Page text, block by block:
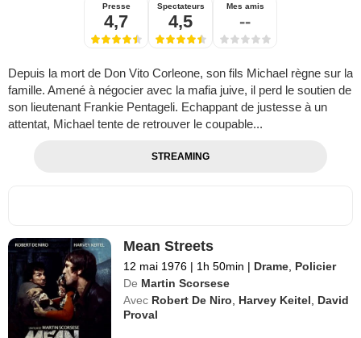
Presse
4,7
Spectateurs
4,5
Mes amis
--
Depuis la mort de Don Vito Corleone, son fils Michael règne sur la
famille. Amené à négocier avec la mafia juive, il perd le soutien de
son lieutenant Frankie Pentageli. Echappant de justesse à un
attentat, Michael tente de retrouver le coupable...
STREAMING
Mean Streets
12 mai 1976 | 1h 50min | Drame Policier
De Martin Scorsese
Avec Robert De Niro Harvey Keitel
David
Proval